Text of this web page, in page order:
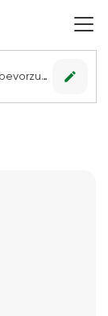
Kein Geschäft ausgewählt. Wählen Sie Ihr bevorzugtes Geschäft, um alle Angebote sehen zu können. edit